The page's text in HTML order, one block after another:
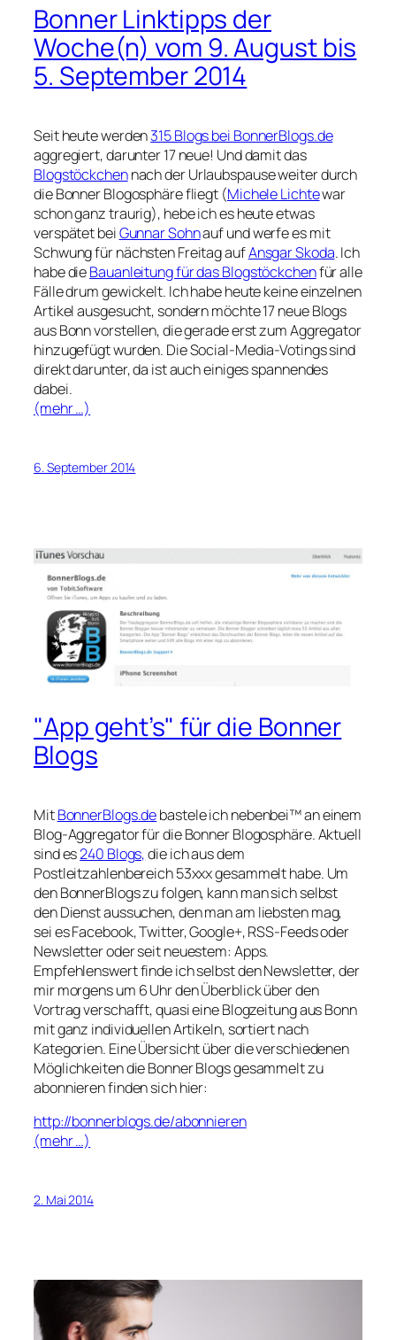
Bonner Linktipps der
Woche(n) vom 9. August bis
5. September 2014
Seit heute werden315 Blogs bei BonnerBlogs.de
aggregiert, darunter 17 neue! Und damit das
Blogstöckchennach der Urlaubspause weiter durch
die Bonner Blogosphäre fliegt (Michele Lichtewar
schon ganz traurig), hebe ich es heute etwas
verspätet beiGunnar Sohnauf und werfe es mit
Schwung für nächsten Freitag aufAnsgar Skoda. Ich
habe dieBauanleitung für das Blogstöckchenfür alle
Fälle drum gewickelt. Ich habe heute keine einzelnen
Artikel ausgesucht, sondern möchte 17 neue Blogs
aus Bonn vorstellen, die gerade erst zum Aggregator
hinzugefügt wurden. Die Social-Media-Votings sind
direkt darunter, da ist auch einiges spannendes
dabei.
(mehr …)
6. September 2014
"App geht’s" für die Bonner
Blogs
MitBonnerBlogs.debastele ich nebenbei™an einem
Blog-Aggregator für die Bonner Blogosphäre. Aktuell
sind es240 Blogs,die ich aus dem
Postleitzahlenbereich 53xxx gesammelt habe. Um
den BonnerBlogs zu folgen, kann man sich selbst
den Dienst aussuchen, den man am liebsten mag,
sei es Facebook, Twitter, Google+, RSS-Feeds oder
Newsletter oder seit neuestem: Apps.
Empfehlenswert finde ich selbst den Newsletter, der
mir morgens um 6 Uhr den Überblick über den
Vortrag verschafft, quasi eine Blogzeitung aus Bonn
mit ganz individuellen Artikeln, sortiert nach
Kategorien. Eine Übersicht über die verschiedenen
Möglichkeiten die Bonner Blogs gesammelt zu
abonnieren finden sich hier:
http://bonnerblogs.de/abonnieren
(mehr …)
2. Mai 2014